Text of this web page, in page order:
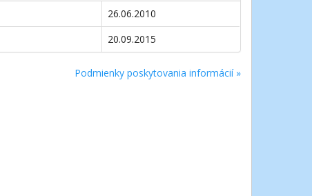
26.06.2010
20.09.2015
Podmienky poskytovania informácií »